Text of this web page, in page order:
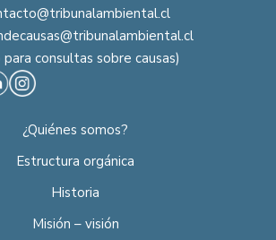
para consultas sobre causas)
¿Quiénes somos?
Estructura orgánica
Historia
Misión – visión